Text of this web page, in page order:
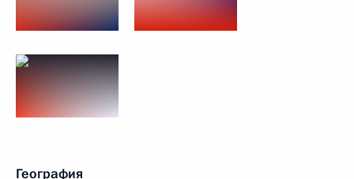
География